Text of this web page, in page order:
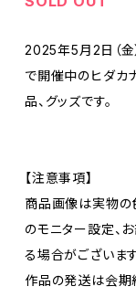
2025年5月2日（金
で開催中のヒダカ
品、グッズです。
【注意事項】
商品画像は実物の
のモニター設定、
る場合がございます
作品の発送は会期